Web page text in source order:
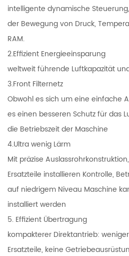
intelligente dynamische
der Bewegung von Druck,
RAM.
2.Effizient Energieeinsparung
weltweit führende Luftkapazität
3.Front Filternetz
Obwohl es sich um eine einfache
es einen besseren Schutz für das
die Betriebszeit der Maschine
4.Ultra wenig Lärm
Mit präzise
Ersatzteile installieren Kontrolle,
auf niedrigem Niveau Maschine
installiert werden
5. Effizient Übertragung
kompakterer Direktantrieb:
Ersatzteile, keine